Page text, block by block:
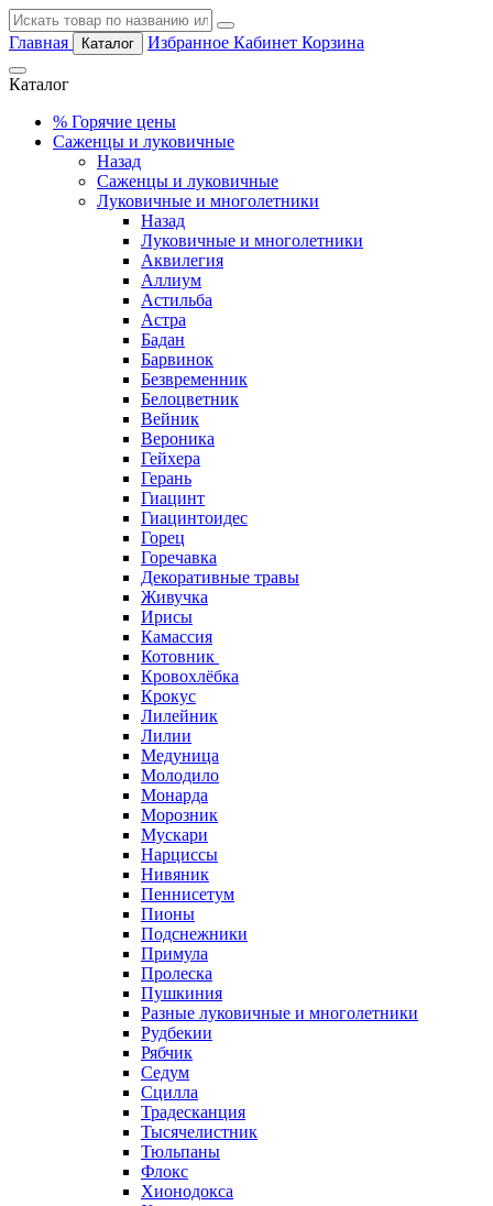
Главная Каталог Избранное Кабинет Корзина
Каталог
% Горячие цены
Саженцы и луковичные
Назад
Саженцы и луковичные
Луковичные и многолетники
Назад
Луковичные и многолетники
Аквилегия
Аллиум
Астильба
Астра
Бадан
Барвинок
Безвременник
Белоцветник
Вейник
Вероника
Гейхера
Герань
Гиацинт
Гиацинтоидес
Горец
Горечавка
Декоративные травы
Живучка
Ирисы
Камассия
Котовник
Кровохлёбка
Крокус
Лилейник
Лилии
Медуница
Молодило
Монарда
Морозник
Мускари
Нарциссы
Нивяник
Пеннисетум
Пионы
Подснежники
Примула
Пролеска
Пушкиния
Разные луковичные и многолетники
Рудбекии
Рябчик
Седум
Сцилла
Традесканция
Тысячелистник
Тюльпаны
Флокс
Хионодокса